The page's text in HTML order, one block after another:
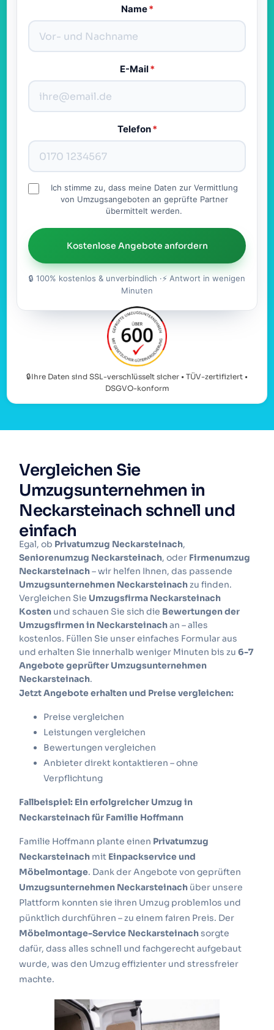
Name*
E-Mail*
Telefon*
Ich stimme zu, dass meine Daten zur Vermittlung
von Umzugsangeboten an geprüfte Partner
übermittelt werden.
Kostenlose Angebote anfordern
🔒 100% kostenlos & unverbindlich ·⚡ Antwort in wenigen
Minuten
🔒Ihre Daten sind SSL-verschlüsselt sicher • TÜV-zertifiziert •
DSGVO-konform
Vergleichen Sie
Umzugsunternehmen in
Neckarsteinach schnell und
einfach
Egal, ob Privatumzug Neckarsteinach,
Seniorenumzug Neckarsteinach, oder Firmenumzug
Neckarsteinach– wir helfen Ihnen, das passende
Umzugsunternehmen Neckarsteinachzu finden.
Vergleichen Sie Umzugsfirma Neckarsteinach
Kosten und schauen Sie sich die Bewertungen der
Umzugsfirmen in Neckarsteinachan – alles
kostenlos. Füllen Sie unser einfaches Formular aus
und erhalten Sie innerhalb weniger Minuten bis zu6-7
Angebote geprüfter Umzugsunternehmen
Neckarsteinach.
Jetzt Angebote erhalten und Preise vergleichen:
Preise vergleichen
Leistungen vergleichen
Bewertungen vergleichen
Anbieter direkt kontaktieren – ohne
Verpflichtung
Fallbeispiel: Ein erfolgreicher Umzug in
Neckarsteinach für Familie Hoffmann
Familie Hoffmann plante einen Privatumzug
Neckarsteinach mit Einpackservice und
Möbelmontage. Dank der Angebote von geprüften
Umzugsunternehmen Neckarsteinach über unsere
Plattform konnten sie ihren Umzug problemlos und
pünktlich durchführen – zu einem fairen Preis. Der
Möbelmontage-Service Neckarsteinachsorgte
dafür, dass alles schnell und fachgerecht aufgebaut
wurde, was den Umzug effizienter und stressfreier
machte.